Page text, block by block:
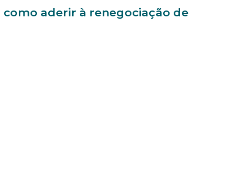
como aderir à renegociação de